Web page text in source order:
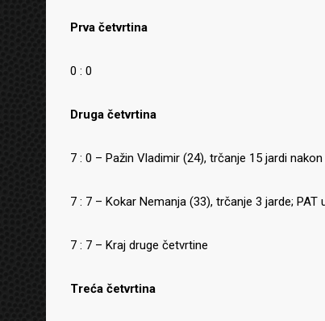
Prva četvrtina
0 : 0
Druga četvrtina
7 : 0 – Pažin Vladimir (24), trčanje 15 jardi
7 : 7 – Kokar Nemanja (33), trčanje 3 jarde;
7 : 7 – Kraj druge četvrtine
Treća četvrtina